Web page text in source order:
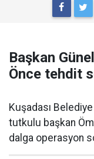
Başkan
Önce tehdit
Kuşadası
tutkulu başkan
dalga operasyon